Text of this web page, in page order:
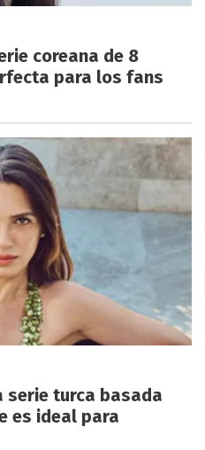
coreana de 8
para los fans
serie turca basada
es ideal para